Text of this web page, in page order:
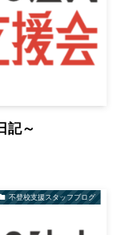
～
不登校支援スタッフブログ